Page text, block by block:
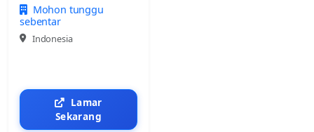
Mohon tunggu
sebentar
Indonesia
Lamar
Sekarang